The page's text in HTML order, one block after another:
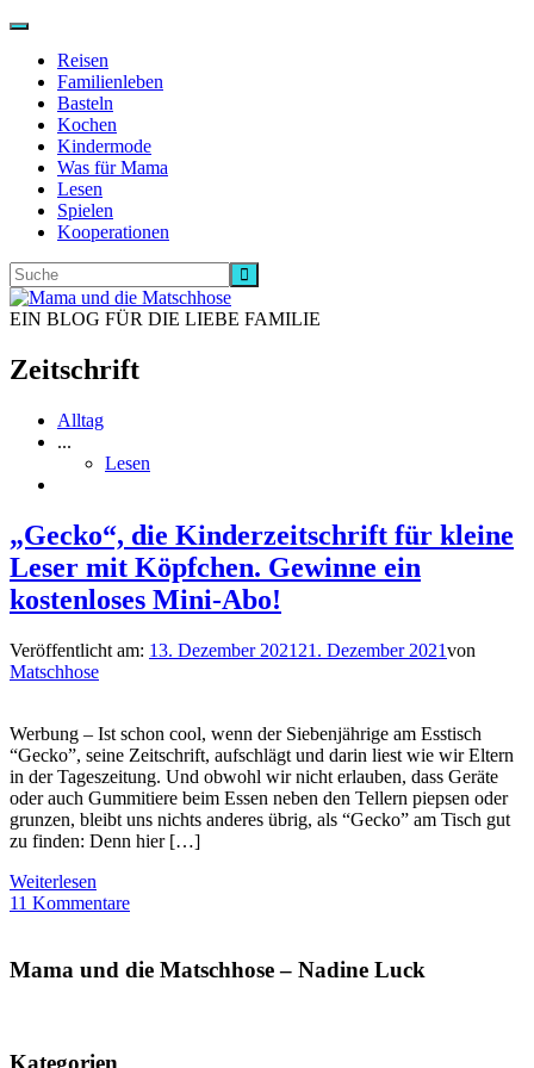
Navigation
ein-/ausschalten
Reisen
Familienleben
Basteln
Kochen
Kindermode
Was für Mama
Lesen
Spielen
Kooperationen
EIN BLOG FÜR DIE LIEBE FAMILIE
Zeitschrift
Alltag
...
Lesen
„Gecko“, die Kinderzeitschrift für kleine
Leser mit Köpfchen. Gewinne ein
kostenloses Mini-Abo!
Veröffentlicht am: 13. Dezember 2021 21. Dezember 2021von
Matschhose
Werbung – Ist schon cool, wenn der Siebenjährige am Esstisch
“Gecko”, seine Zeitschrift, aufschlägt und darin liest wie wir Eltern
in der Tageszeitung. Und obwohl wir nicht erlauben, dass Geräte
oder auch Gummitiere beim Essen neben den Tellern piepsen oder
grunzen, bleibt uns nichts anderes übrig, als “Gecko” am Tisch gut
zu finden: Denn hier […]
Weiterlesen
11 Kommentare
Mama und die Matschhose – Nadine Luck
Kategorien